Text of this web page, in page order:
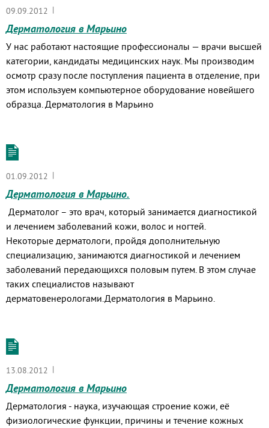
09.09.2012 |
Дерматология в Марьино
У нас работают настоящие профессионалы — врачи высшей
категории, кандидаты медицинских наук. Мы производим
осмотр сразу после поступления пациента в отделение, при
этом используем компьютерное оборудование новейшего
образца. Дерматология в Марьино
01.09.2012 |
Дерматология в Марьино.
Дерматолог – это врач, который занимается диагностикой
и лечением заболеваний кожи, волос и ногтей.
Некоторые дерматологи, пройдя дополнительную
специализацию, занимаются диагностикой и лечением
заболеваний передающихся половым путем. В этом случае
таких специалистов называют
дерматовенерологами.Дерматология в Марьино.
13.08.2012 |
Дерматология в Марьино
Дерматология - наука, изучающая строение кожи, её
физиологические функции, причины и течение кожных